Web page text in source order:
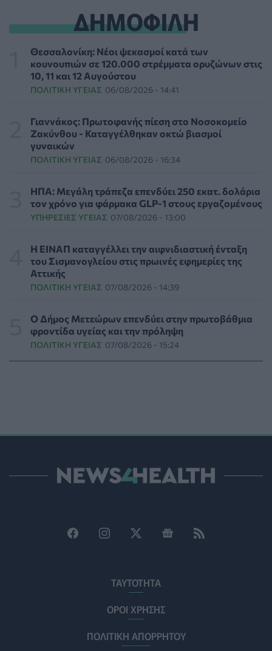
Τι μπορεί να μας διδάξει η νέα ταινία του Spider-Man
για την απώλεια και το πένθος
ΨΥΧΙΚΉ ΥΓΕΊΑ 07/08/2026 - 18:11
Επιπλέον πόροι 12,5 εκατ. ευρώ στις Περιφέρειες για
ΕΠΙΚΑΙΡΌΤΗΤΑ 07/08/2026 - 17:42
Συναγερμός στις ΗΠΑ για φονικό μύκητα που αντέχει
και στα φάρμακα
Πέθανε στα 26 της η influencer Σίντνεϊ Τάουλ που
μοιράστηκε επί τρία χρόνια τη μάχη της με σπάνιο
ΕΠΙΚΑΙΡΌΤΗΤΑ 07/08/2026 - 16:41
Απώλεια βάρους: Οι τρεις παράγοντες που κρίνουν το
αποτέλεσμα σύμφωνα με ειδικό στην παχυσαρκία
Ο ΙΣΑ συνιστά τη λήψη σχολαστικών μέτρων ατομικής
προστασίας από τον ιό του Δυτικού Νείλου
ΥΓΕΊΑ 07/08/2026 - 15:42
PET 07/08/2026 - 15:02
ΠΟΛΙΤΙΚΉ ΥΓΕΊΑΣ 07/08/2026 - 14:39
σοβαρής εγκεφαλικής κάκωσης
τον χρόνο για φάρμακα GLP-1 στους εργαζομένους
ΔΗΜΟΦΙΛΗ
Θεσσαλονίκη: Νέοι ψεκασμοί κατά των
κουνουπιών σε 120.000 στρέμματα ορυζώνων στις
10, 11 και 12 Αυγούστου
ΠΟΛΙΤΙΚΉ ΥΓΕΊΑΣ 06/08/2026 - 14:41
Γιαννάκος: Πρωτοφανής πίεση στο Νοσοκομείο
Ζακύνθου - Καταγγέλθηκαν οκτώ βιασμοί
γυναικών
ΠΟΛΙΤΙΚΉ ΥΓΕΊΑΣ 06/08/2026 - 16:34
ΗΠΑ: Μεγάλη τράπεζα επενδύει 250 εκατ. δολάρια
τον χρόνο για φάρμακα GLP-1 στους εργαζομένους
ΥΠΗΡΕΣΊΕΣ ΥΓΕΊΑΣ 07/08/2026 - 13:00
Η ΕΙΝΑΠ καταγγέλλει την αιφνιδιαστική ένταξη
του Σισμανογλείου στις πρωινές εφημερίες της
Αττικής
ΠΟΛΙΤΙΚΉ ΥΓΕΊΑΣ 07/08/2026 - 14:39
Ο Δήμος Μετεώρων επενδύει στην πρωτοβάθμια
φροντίδα υγείας και την πρόληψη
ΠΟΛΙΤΙΚΉ ΥΓΕΊΑΣ 07/08/2026 - 15:24
ΤΑΥΤΟΤΗΤΑ
ΟΡΟΙ ΧΡΗΣΗΣ
ΠΟΛΙΤΙΚΗ ΑΠΟΡΡΗΤΟΥ